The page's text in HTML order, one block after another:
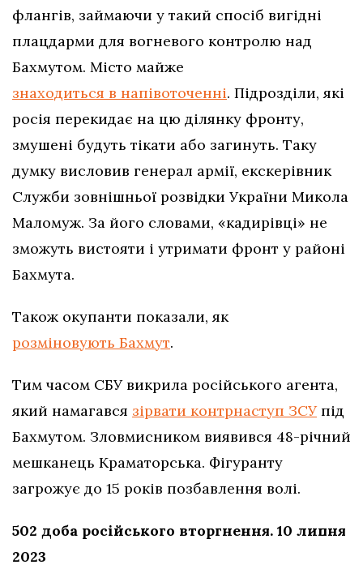
флангів, займаючи у такий спосіб вигідні
плацдарми для вогневого контролю над
Бахмутом. Місто майже
знаходиться в напівоточенні. Підрозділи, які
росія перекидає на цю ділянку фронту,
змушені будуть тікати або загинуть. Таку
думку висловив генерал армії, екскерівник
Служби зовнішньої розвідки України Микола
Маломуж. За його словами, «кадирівці» не
зможуть вистояти і утримати фронт у районі
Бахмута.
Також окупанти показали, як
розміновують Бахмут.
Тим часом СБУ викрила російського агента,
який намагався зірвати контрнаступ ЗСУпід
Бахмутом. Зловмисником виявився 48-річний
мешканець Краматорська. Фігуранту
загрожує до 15 років позбавлення волі.
502 доба російського вторгнення. 10 липня
2023